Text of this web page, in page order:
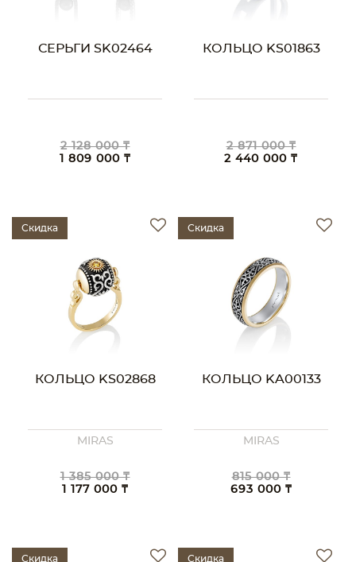
СЕРЬГИ SK02464
2 128 000 ₸
1 809 000 ₸
КОЛЬЦО KS01863
2 871 000 ₸
2 440 000 ₸
Скидка
КОЛЬЦО KS02868
MIRAS
1 385 000 ₸
1 177 000 ₸
Скидка
КОЛЬЦО KA00133
MIRAS
815 000 ₸
693 000 ₸
Скидка Скидка